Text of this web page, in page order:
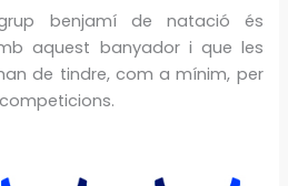
benjamí de natació és
aquest banyador i que les
de tindre, com a mínim, per